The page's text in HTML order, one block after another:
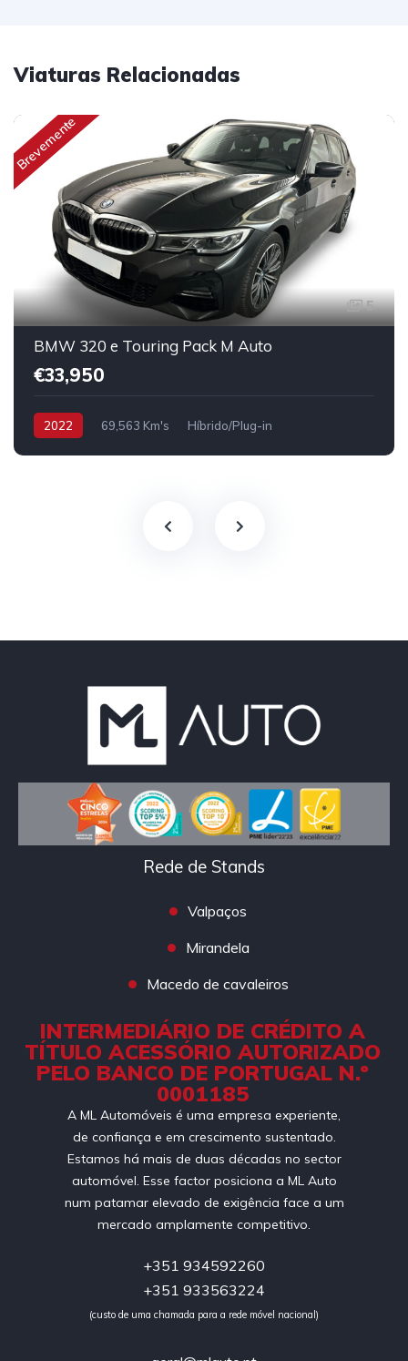
Viaturas Relacionadas
Brevemente
5
BMW 320 e Touring Pack M Auto
€33,950
2022 69,563 Km's Híbrido/Plug-in
Rede de Stands
Valpaços
Mirandela
Macedo de cavaleiros
INTERMEDIÁRIO DE CRÉDITO A
TÍTULO ACESSÓRIO AUTORIZADO
PELO BANCO DE PORTUGAL N.º
0001185
A ML Automóveis é uma empresa experiente,
de confiança e em crescimento sustentado.
Estamos há mais de duas décadas no sector
automóvel. Esse factor posiciona a ML Auto
num patamar elevado de exigência face a um
mercado amplamente competitivo.
+351 934592260
+351 933563224
(custo de uma chamada para a rede móvel nacional)